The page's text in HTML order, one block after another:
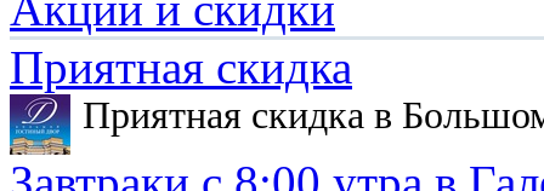
Приятная скидка
Приятная скидка в